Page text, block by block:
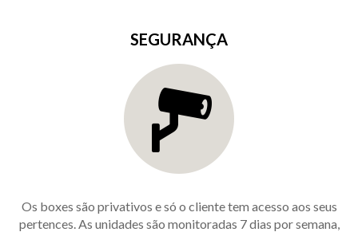
SEGURANÇA
Os boxes são privativos e só o cliente tem acesso aos seus
pertences. As unidades são monitoradas 7 dias por semana,